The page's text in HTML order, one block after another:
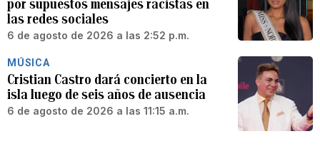
por supuestos mensajes racistas en
las redes sociales
6 de agosto de 2026 a las 2:52 p.m.
MÚSICA
Cristian Castro dará concierto en la
isla luego de seis años de ausencia
6 de agosto de 2026 a las 11:15 a.m.